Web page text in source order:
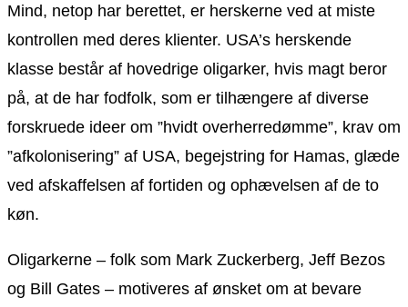
Mind, netop har berettet, er herskerne ved at miste
kontrollen med deres klienter. USA’s herskende
klasse består af hovedrige oligarker, hvis magt beror
på, at de har fodfolk, som er tilhængere af diverse
forskruede ideer om ”hvidt overherredømme”, krav om
”afkolonisering” af USA, begejstring for Hamas, glæde
ved afskaffelsen af fortiden og ophævelsen af de to
køn.
Oligarkerne – folk som Mark Zuckerberg, Jeff Bezos
og Bill Gates – motiveres af ønsket om at bevare